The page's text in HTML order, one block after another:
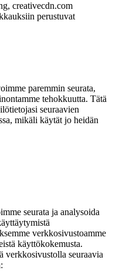
creativecdn.com
perustuvat
paremmin seurata,
tehokkuutta. Tätä
seuraavien
mikäli käytät jo heidän
seurata ja analysoida
verkkosivustoamme
käyttökokemusta.
verkkosivustolla seuraavia